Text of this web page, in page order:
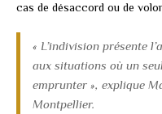
cas de désaccord ou de
« L’indivision présente
aux situations où un
emprunter », explique
Montpellier.